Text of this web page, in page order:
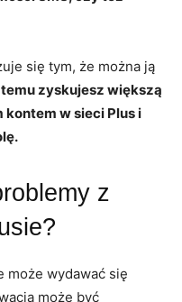
się tym, że można ją
zyskujesz większą
w sieci Plus i
z
może wydawać się
może być